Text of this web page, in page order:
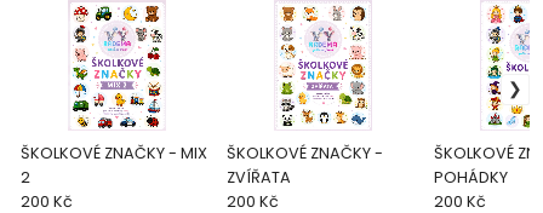
ŠKOLKOVÉ ZNAČKY - MIX
2
200 Kč
ŠKOLKOVÉ ZNAČKY -
ZVÍŘATA
200 Kč
ŠKOLKOVÉ
POHÁDKY
200 Kč